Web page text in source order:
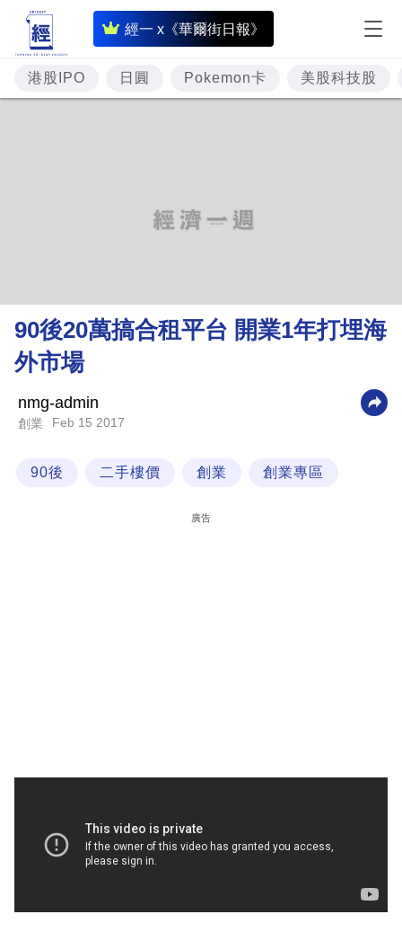
經一 x《華爾街日報》
即
時
財
經
理
財
科
港股IPO 日圓 Pokemon卡 美股科技股
90後20萬搞合租平台 開業1年打埋海
外市場
nmg-admin
創業 Feb 15 2017
90後 二手樓價 創業 創業專區
廣告